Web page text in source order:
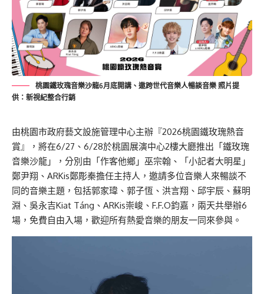
桃園鐵玫瑰音樂沙龍6月底開講、邀跨世代音樂人暢談音樂 照片提
供：新視紀整合行銷
由桃園市政府藝文設施管理中心主辦『2026桃園鐵玫瑰熱音
賞』，將在6/27、6/28於桃園展演中心2樓大廳推出「鐵玫瑰
音樂沙龍」，分別由「作客他鄉」巫宗翰、「小記者大明星」
鄭尹翔、ARKis鄭彫秦擔任主持人，邀請多位音樂人來暢談不
同的音樂主題，包括郭家瑋、郭子恆、洪言翔、邱宇辰、蘇明
淵、吳永吉Kiat Táng、ARKis崇峻、F.F.O鈞嘉，兩天共舉辦6
場，免費自由入場，歡迎所有熱愛音樂的朋友一同來參與。